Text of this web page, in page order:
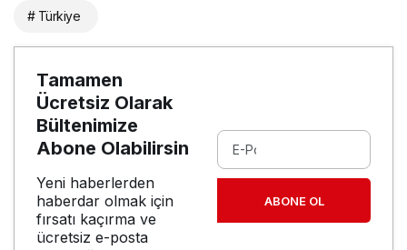
# Türkiye
Tamamen
Ücretsiz Olarak
Bültenimize
Abone Olabilirsin
Yeni haberlerden
haberdar olmak için
fırsatı kaçırma ve
ücretsiz e-posta
ABONE OL